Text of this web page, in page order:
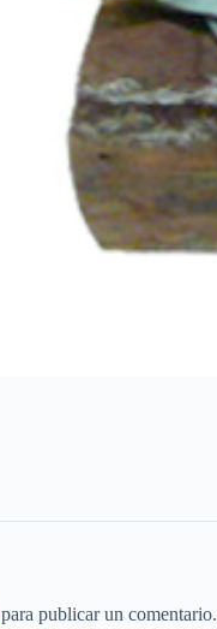
para publicar un comentario.